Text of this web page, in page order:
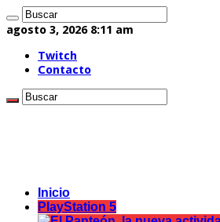
agosto 3, 2026 8:11 am
Twitch
Contacto
Inicio
PlayStation 5